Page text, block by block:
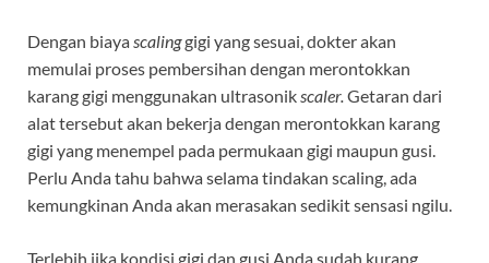
Dengan biayascalinggigi yang sesuai, dokter akan
memulai proses pembersihan dengan merontokkan
karang gigi menggunakan ultrasonikscaler.Getaran dari
alat tersebut akan bekerja dengan merontokkan karang
gigi yang menempel pada permukaan gigi maupun gusi.
Perlu Anda tahu bahwa selama tindakan scaling, ada
kemungkinan Anda akan merasakan sedikit sensasi ngilu.
Terlebih jika kondisi gigi dan gusi Anda sudah kurang